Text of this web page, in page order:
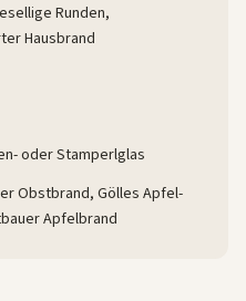
Runden,
Hausbrand
oder Stamperlglas
Obstbrand, Gölles Apfel-
Apfelbrand